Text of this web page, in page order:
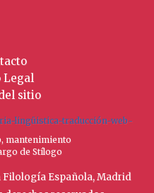
Legal
sitio
mantenimiento
de Stílogo
Filología Española, Madrid